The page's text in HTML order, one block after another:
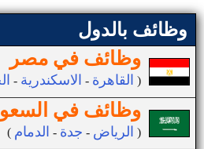
وظائف بالدول
وظائف في مصر
القاهرة - الاسكندرية - )
وظائف في
( الرياض - جدة - الدمام )